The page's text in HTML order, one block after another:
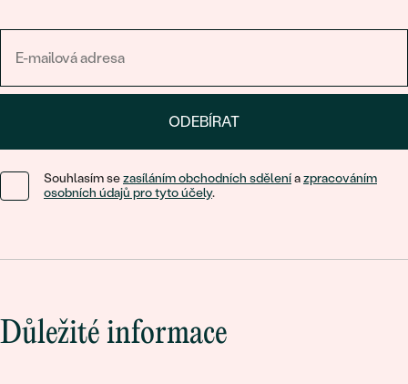
ODEBÍRAT
Souhlasím sezasíláním obchodních sděleníazpracováním
osobních údajů pro tyto účely.
Důležité informace